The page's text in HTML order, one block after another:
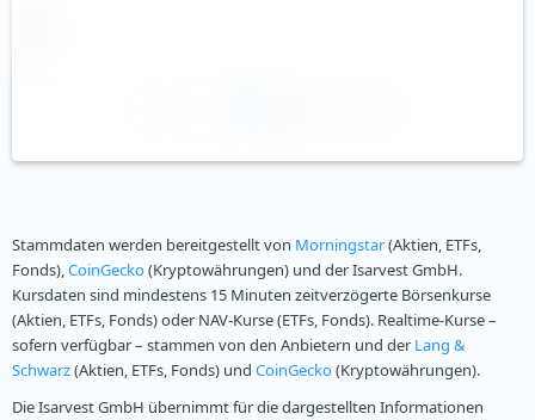
Stammdaten werden bereitgestellt von Morningstar(Aktien, ETFs,
Fonds),CoinGecko(Kryptowährungen) und der Isarvest GmbH.
Kursdaten sind mindestens 15 Minuten zeitverzögerte Börsenkurse
(Aktien, ETFs, Fonds) oder NAV-Kurse (ETFs, Fonds). Realtime-Kurse –
sofern verfügbar – stammen von den Anbietern und der Lang &
Schwarz(Aktien, ETFs, Fonds) und CoinGecko(Kryptowährungen).
Die Isarvest GmbH übernimmt für die dargestellten Informationen